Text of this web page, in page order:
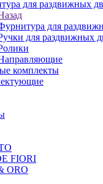
для раздвижных
для
для раздвижных
комплекты
FIORI
ORO